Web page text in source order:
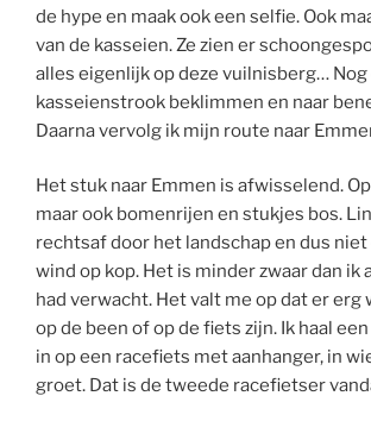
de hype en maak ook een selfie. Ook
van de kasseien. Ze zien er
alles eigenlijk op deze vuilnisberg… Nog
kasseienstrook beklimmen en naar
Daarna vervolg ik mijn route naar
Het stuk naar Emmen is afwisselend.
maar ook bomenrijen en stukjes bos.
rechtsaf door het landschap en dus
wind op kop. Het is minder zwaar dan ik
had verwacht. Het valt me op dat er erg
op de been of op de fiets zijn. Ik haal
in op een racefiets met aanhanger, in
groet. Dat is de tweede racefietser